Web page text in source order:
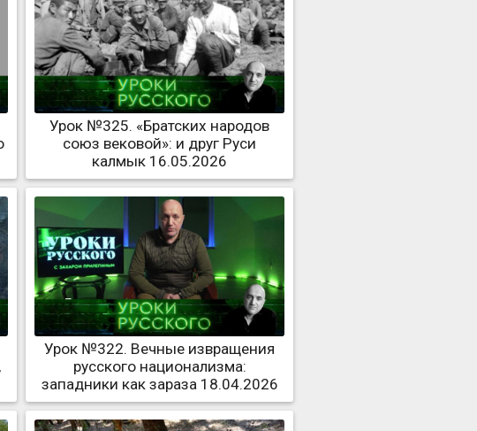
Урок №325. «Братских народов
союз вековой»: и друг Руси
калмык 16.05.2026
Урок №322. Вечные извращения
русского национализма:
западники как зараза 18.04.2026